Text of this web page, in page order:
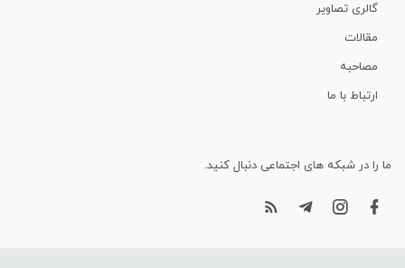
گالری تصاویر
مقالات
مصاحبه
ارتباط با ما
ما را در شبکه های اجتماعی دنبال کنید.